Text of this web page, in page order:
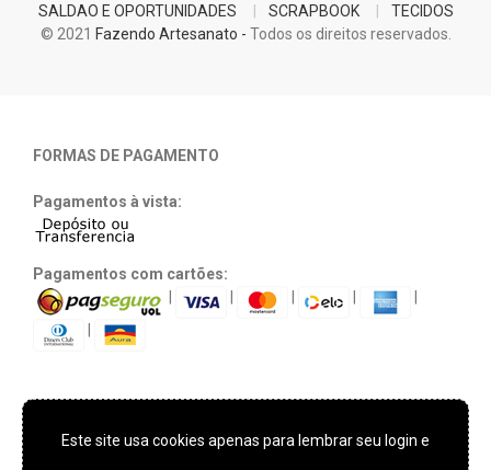
SALDAO E OPORTUNIDADES
SCRAPBOOK
TECIDOS
© 2021 Fazendo Artesanato - Todos os direitos reservados.
FORMAS DE PAGAMENTO
Pagamentos à vista:
Pagamentos com cartões:
TECNOLOGIA E SEGURANÇA
Este site usa cookies apenas para lembrar seu login e